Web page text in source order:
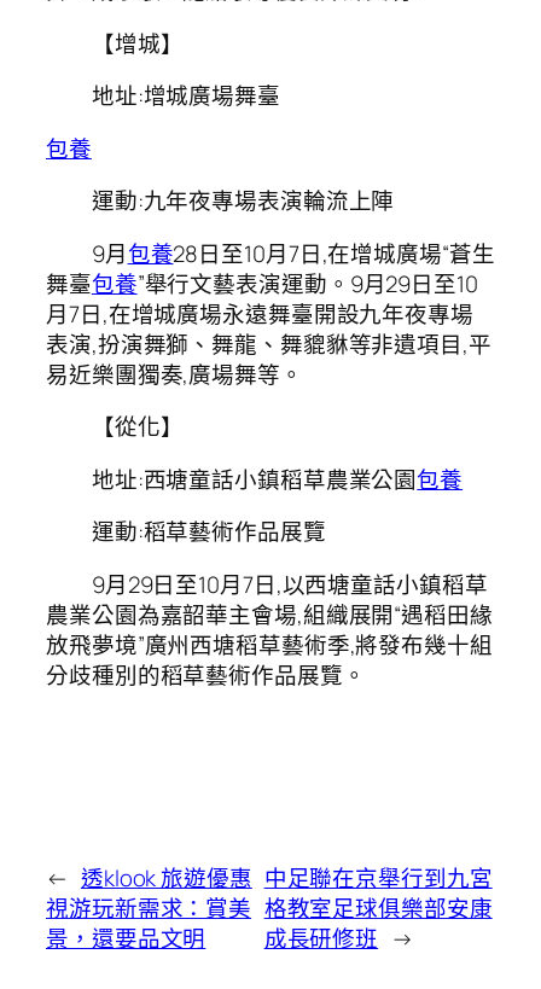
【增城】
地址:增城廣場舞臺
包養
運動:九年夜專場表演輪流上陣
9月包養28日至10月7日,在增城廣場“蒼生
舞臺包養”舉行文藝表演運動。9月29日至10
月7日,在增城廣場永遠舞臺開設九年夜專場
表演,扮演舞獅、舞龍、舞貔貅等非遺項目,平
易近樂團獨奏,廣場舞等。
【從化】
地址:西塘童話小鎮稻草農業公園包養
運動:稻草藝術作品展覽
9月29日至10月7日,以西塘童話小鎮稻草
農業公園為嘉韶華主會場,組織展開“遇稻田緣
放飛夢境”廣州西塘稻草藝術季,將發布幾十組
分歧種別的稻草藝術作品展覽。
← 透klook 旅遊優惠
視游玩新需求：賞美
景，還要品文明
中足聯在京舉行到九宮
格教室足球俱樂部安康
成長研修班 →